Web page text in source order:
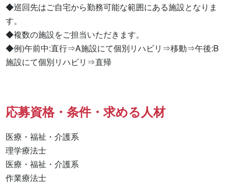
◆巡回先はご自宅から勤務可能な範囲にある施設となりま
す。
◆複数の施設をご担当いただきます。
◆例)午前中:直行⇒A施設にて個別リハビリ⇒移動⇒午後:B
施設にて個別リハビリ⇒直帰
応募資格・条件・求める人材
医療・福祉・介護系
理学療法士
医療・福祉・介護系
作業療法士